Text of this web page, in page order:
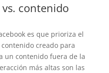
contenido
es que prioriza el
creado para
un contenido fuera de la
más altas son las